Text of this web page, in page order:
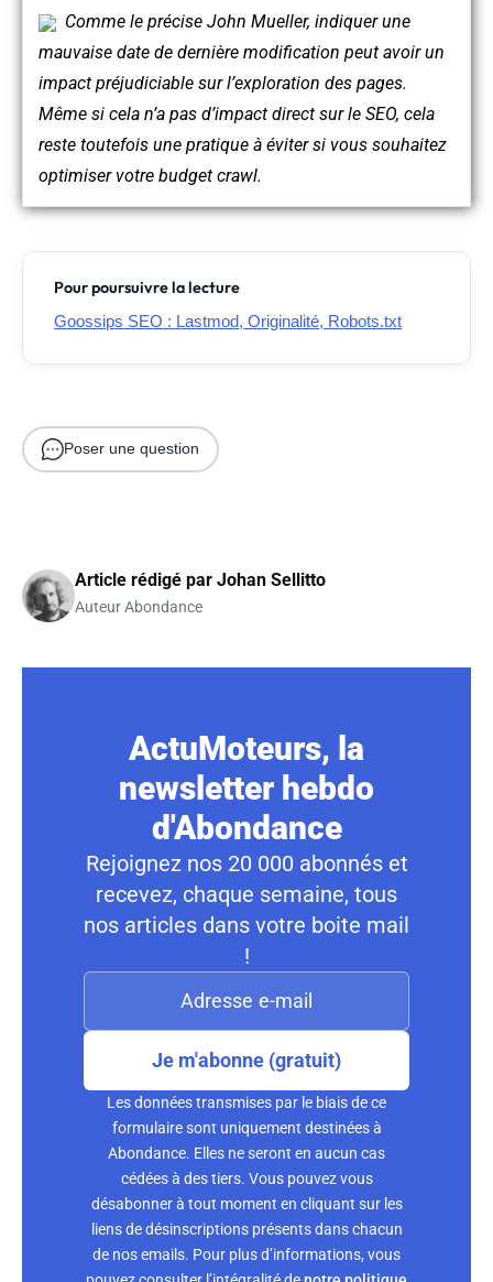
Comme le précise John Mueller, indiquer une
mauvaise date de dernière modification peut avoir un
impact préjudiciable sur l’exploration des pages.
Même si cela n’a pas d’impact direct sur le SEO, cela
reste toutefois une pratique à éviter si vous souhaitez
optimiser votre budget crawl.
Pour poursuivre la lecture
Goossips SEO : Lastmod, Originalité, Robots.txt
Poser une question
Article rédigé par Johan Sellitto
Auteur Abondance
ActuMoteurs, la
newsletter hebdo
d'Abondance
Rejoignez nos 20 000 abonnés et
recevez, chaque semaine, tous
nos articles dans votre boite mail
!
Je m'abonne (gratuit)
Les données transmises par le biais de ce
formulaire sont uniquement destinées à
Abondance. Elles ne seront en aucun cas
cédées à des tiers. Vous pouvez vous
désabonner à tout moment en cliquant sur les
liens de désinscriptions présents dans chacun
de nos emails. Pour plus d’informations, vous